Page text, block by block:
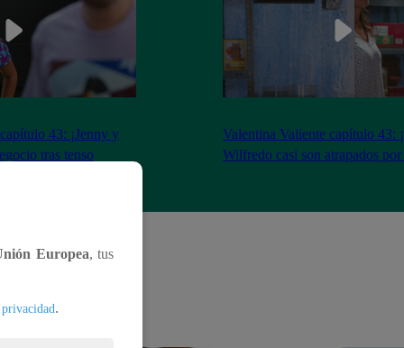
43: ¡Jenny y
tras tenso
Valentina Valiente capítulo 43:
Wilfredo casi son atrapados
Europea, tus
.